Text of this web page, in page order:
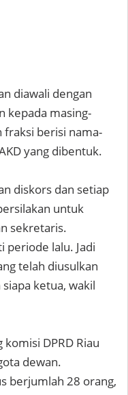
diawali dengan
kepada masing-
fraksi berisi nama-
yang dibentuk.
diskors dan setiap
untuk
sekretaris.
periode lalu. Jadi
telah diusulkan
ketua, wakil
DPRD Riau
dewan.
berjumlah 28 orang,